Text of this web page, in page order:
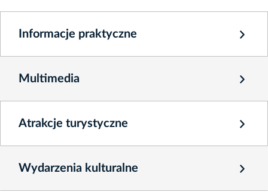
Informacje praktyczne
Multimedia
Atrakcje turystyczne
Wydarzenia kulturalne